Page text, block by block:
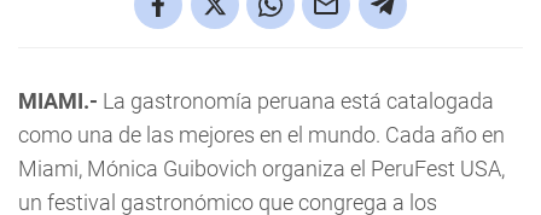
MIAMI.- La gastronomía peruana está catalogada
como una de las mejores en el mundo. Cada año en
Miami, Mónica Guibovich organiza el PeruFest USA,
un festival gastronómico que congrega a los